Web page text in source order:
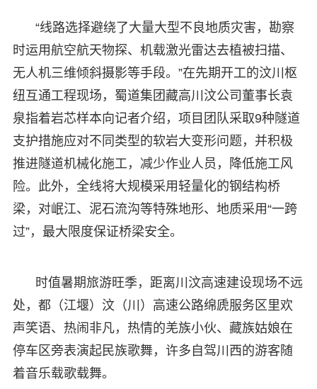
“线路选择避绕了大量大型不良地质灾害，勘察
时运用航空航天物探、机载激光雷达去植被扫描、
无人机三维倾斜摄影等手段。”在先期开工的汶川枢
纽互通工程现场，蜀道集团藏高川汶公司董事长袁
泉指着岩芯样本向记者介绍，项目团队采取9种隧道
支护措施应对不同类型的软岩大变形问题，并积极
推进隧道机械化施工，减少作业人员，降低施工风
险。此外，全线将大规模采用轻量化的钢结构桥
梁，对岷江、泥石流沟等特殊地形、地质采用“一跨
过”，最大限度保证桥梁安全。
时值暑期旅游旺季，距离川汶高速建设现场不远
处，都（江堰）汶（川）高速公路绵虒服务区里欢
声笑语、热闹非凡，热情的羌族小伙、藏族姑娘在
停车区旁表演起民族歌舞，许多自驾川西的游客随
着音乐载歌载舞。